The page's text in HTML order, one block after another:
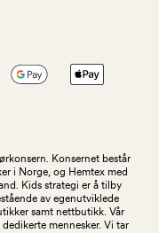
Konsernet består
i Norge, og Hemtex med
Kids strategi er å tilby
av egenutviklede
samt nettbutikk. Vår
mennesker. Vi tar